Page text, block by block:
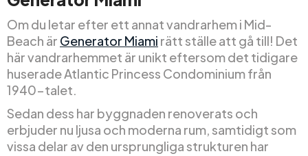
Om du letar efter ett annat vandrarhem i Mid-
Beach är Generator Miami rätt ställe att gå till! Det
här vandrarhemmet är unikt eftersom det tidigare
huserade Atlantic Princess Condominium från
1940-talet.
Sedan dess har byggnaden renoverats och
erbjuder nu ljusa och moderna rum, samtidigt som
vissa delar av den ursprungliga strukturen har